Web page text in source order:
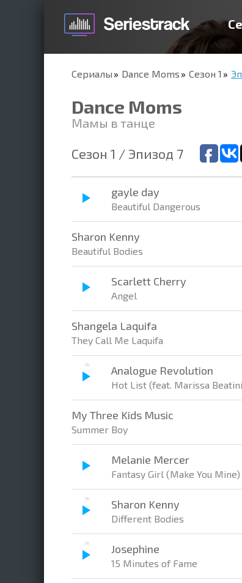
Сериалы Dance Moms Сезон 1
Dance Moms
Мамы в танце
Сезон 1 / Эпизод 7
gayle day
Beautiful Dangerous
Sharon Kenny
Beautiful Bodies
Scarlett Cherry
Angel
Shangela Laquifa
They Call Me Laquifa
Analogue Revolution
Hot List (feat. Marissa
My Three Kids Music
Summer Boy
Melanie Mercer
Fantasy Girl (Make You Mine)
Sharon Kenny
Different Bodies
Josephine
15 Minutes of Fame